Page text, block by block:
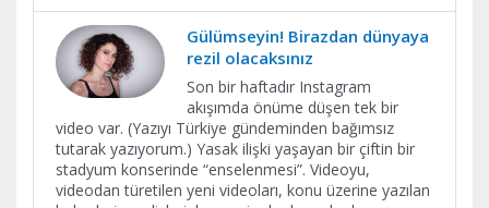
Gülümseyin! Birazdan dünyaya
rezil olacaksınız
Son bir haftadır Instagram
akışımda önüme düşen tek bir
video var. (Yazıyı Türkiye gündeminden bağımsız
tutarak yazıyorum.) Yasak ilişki yaşayan bir çiftin bir
stadyum konserinde “enselenmesi”. Videoyu,
videodan türetilen yeni videoları, konu üzerine yazılan